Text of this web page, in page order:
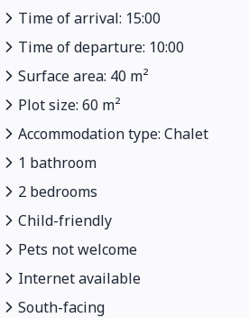
Time of arrival: 15:00
Time of departure: 10:00
Surface area: 40 m²
Plot size: 60 m²
Accommodation type: Chalet
1 bathroom
2 bedrooms
Child-friendly
Pets not welcome
Internet available
South-facing